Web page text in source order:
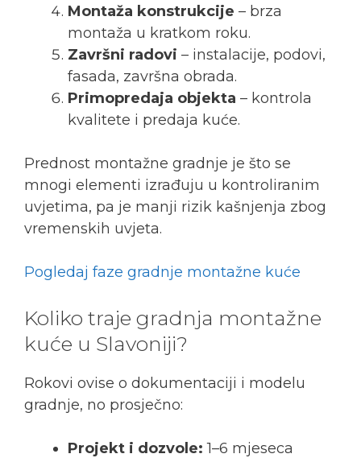
Montaža konstrukcije – brza
montaža u kratkom roku.
Završni radovi – instalacije, podovi,
fasada, završna obrada.
Primopredaja objekta – kontrola
kvalitete i predaja kuće.
Prednost montažne gradnje je što se
mnogi elementi izrađuju u kontroliranim
uvjetima, pa je manji rizik kašnjenja zbog
vremenskih uvjeta.
Pogledaj faze gradnje montažne kuće
Koliko traje gradnja montažne
kuće u Slavoniji?
Rokovi ovise o dokumentaciji i modelu
gradnje, no prosječno:
Projekt i dozvole: 1–6 mjeseca